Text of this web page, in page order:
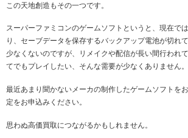
この天地創造もその一つです。
スーパーファミコンのゲームソフトというと、現在で
り、セーブデータを保存するバックアップ電池が切れ
少なくないのですが、リメイクや配信が長い間行われ
てでもプレイしたい、そんな需要が少なくありません。
最近あまり聞かないメーカの制作したゲームソフトを
定をお申込みください。
思わぬ高価買取につながるかもしれません。